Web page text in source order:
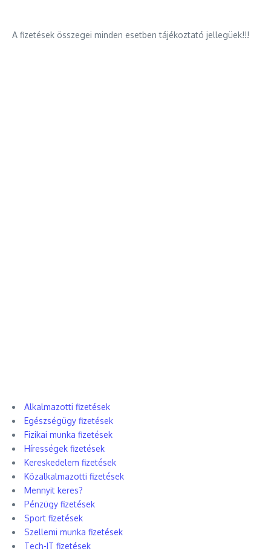
A fizetések összegei minden esetben tájékoztató jellegüek!!!
Alkalmazotti fizetések
Egészségügy fizetések
Fizikai munka fizetések
Hírességek fizetések
Kereskedelem fizetések
Közalkalmazotti fizetések
Mennyit keres?
Pénzügy fizetések
Sport fizetések
Szellemi munka fizetések
Tech-IT fizetések